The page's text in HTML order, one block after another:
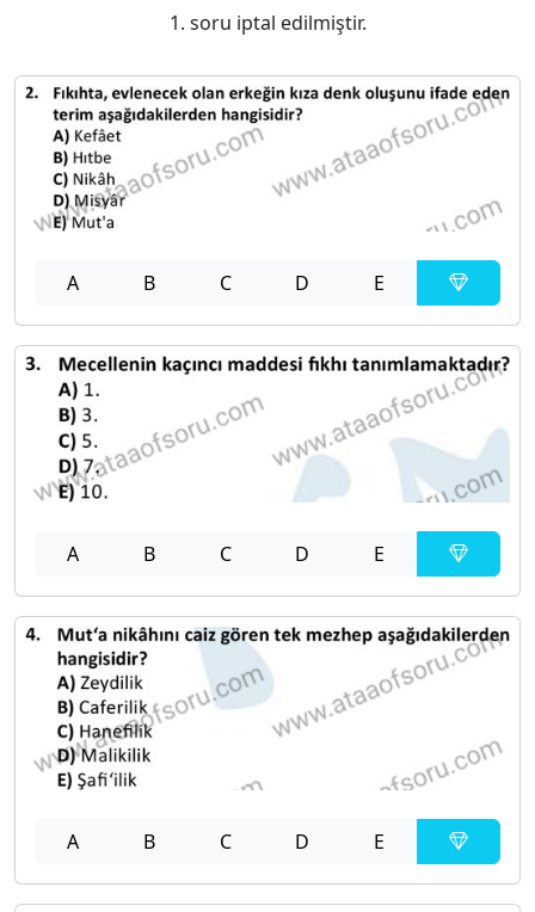
1. soru iptal edilmiştir.
A B C D E
A B C D E
A B C D E